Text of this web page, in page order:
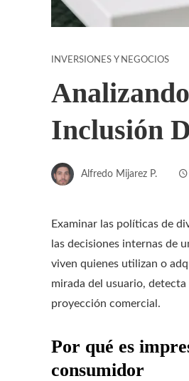
INVERSIONES Y NEGOCIOS
Inclusión
Alfredo Mijarez P.
Examinar las políticas de
las decisiones internas de
viven quienes utilizan o
mirada del usuario,
proyección comercial.
Por qué es
consumidor